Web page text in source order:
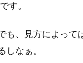
す。
も、見方によって
なぁ。